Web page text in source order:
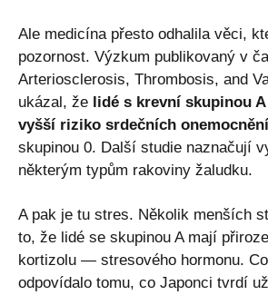
Ale medicína přesto odhalila věci,
pozornost. Výzkum publikovaný v
Arteriosclerosis, Thrombosis, and
ukázal, že lidé s krevní skupinou
vyšší riziko srdečních onemocnění
skupinou 0. Další studie naznačují
některým typům rakoviny žaludku.
A pak je tu stres. Několik menších
to, že lidé se skupinou A mají
kortizolu — stresového hormonu.
odpovídalo tomu, co Japonci tvrdí